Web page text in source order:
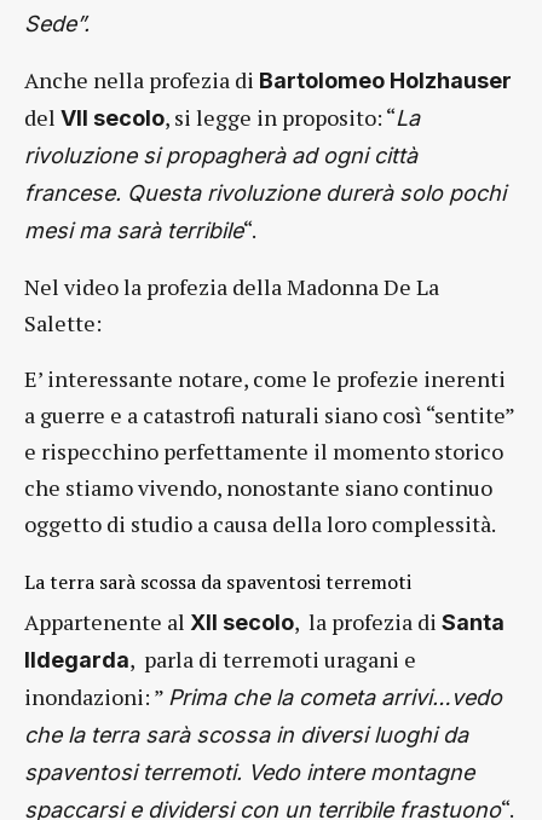
Sede”.
Anche nella profezia di Bartolomeo Holzhauser
del VII secolo, si legge in proposito: “La
rivoluzione si propagherà ad ogni città
francese. Questa rivoluzione durerà solo pochi
mesi ma sarà terribile“.
Nel video la profezia della Madonna De La
Salette:
E’ interessante notare, come le profezie inerenti
a guerre e a catastrofi naturali siano così “sentite”
e rispecchino perfettamente il momento storico
che stiamo vivendo, nonostante siano continuo
oggetto di studio a causa della loro complessità.
La terra sarà scossa da spaventosi terremoti
Appartenente al XII secolo, la profezia di Santa
Ildegarda, parla di terremoti uragani e
inondazioni: ” Prima che la cometa arrivi…vedo
che la terra sarà scossa in diversi luoghi da
spaventosi terremoti. Vedo intere montagne
spaccarsi e dividersi con un terribile frastuono“.